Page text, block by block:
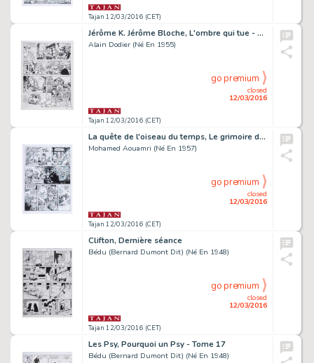
Tajan 12/03/2016 (CET)
Jérôme K. Jérôme Bloche, L'ombre qui tue - Tome 1
Alain Dodier (Né En 1955)
Tajan 12/03/2016 (CET)
closed
12/03/2016
go premium
La quête de l'oiseau du temps, Le grimoire des dieux Tome 6
Mohamed Aouamri (Né En 1957)
Tajan 12/03/2016 (CET)
closed
12/03/2016
go premium
Clifton, Dernière séance
Bédu (Bernard Dumont Dit) (Né En 1948)
Tajan 12/03/2016 (CET)
closed
12/03/2016
go premium
Les Psy, Pourquoi un Psy - Tome 17
Bédu (Bernard Dumont Dit) (Né En 1948)